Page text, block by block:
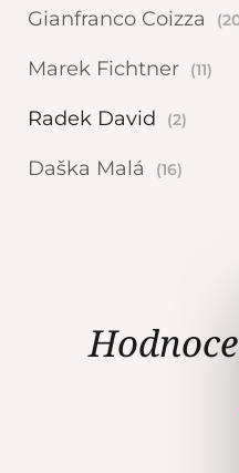
Gianfranco Coizza
Marek Fichtner (11)
Radek David (2)
Daška Malá (16)